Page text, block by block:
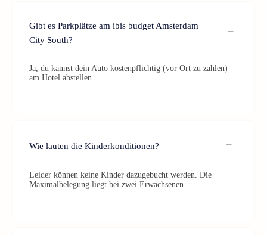
Gibt es Parkplätze am ibis budget Amsterdam
City South?
Ja, du kannst dein Auto kostenpflichtig (vor Ort zu zahlen)
am Hotel abstellen.
Wie lauten die Kinderkonditionen?
Leider können keine Kinder dazugebucht werden. Die
Maximalbelegung liegt bei zwei Erwachsenen.